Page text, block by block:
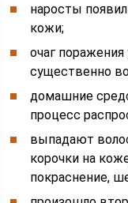
наросты
кожи;
очаг
существенно
домашние
процесс
выпадают
корочки на
покраснение,